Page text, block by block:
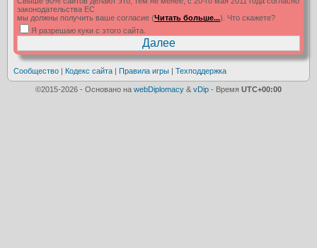
законодательства ЕС
мы должны получить ваше согласие (Читать больше...). Что скажете?
Я разрешаю куки с этого сайта.
Сообщество | Кодекс сайта | Правила игры | Техподдержка
©2015-2026 - Основано на webDiplomacy & vDip - Время UTC+00:00